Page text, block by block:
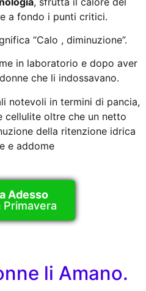
a fondo i punti critici.
“Calo , diminuzione”.
in laboratorio e dopo aver
che li indossavano.
notevoli in termini di pancia,
cellulite oltre che un netto
della ritenzione idrica
e addome
Adesso
li Amano.